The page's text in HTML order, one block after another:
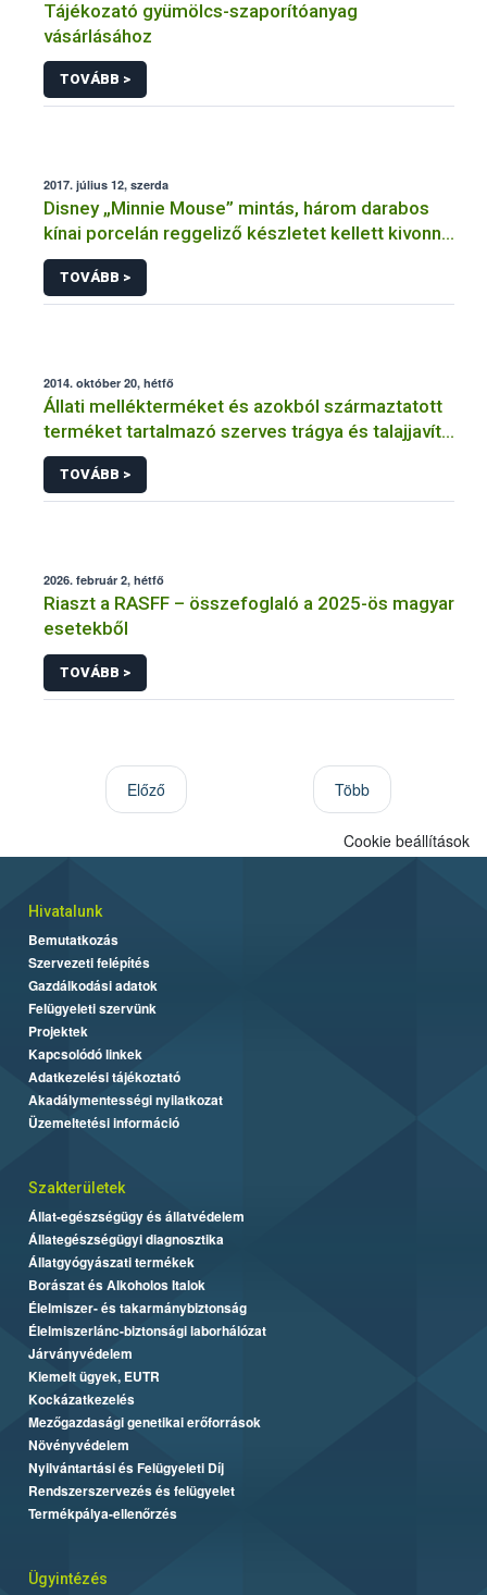
Tájékozató gyümölcs-szaporítóanyag
vásárlásához
TOVÁBB >
2017. július 12, szerda
Disney „Minnie Mouse” mintás, három darabos
kínai porcelán reggeliző készletet kellett kivonni
a forgalomból
TOVÁBB >
2014. október 20, hétfő
Állati mellékterméket és azokból származtatott
terméket tartalmazó szerves trágya és talajjavító
felhasználására vonatkozó útmutató
TOVÁBB >
2026. február 2, hétfő
Riaszt a RASFF – összefoglaló a 2025-ös magyar
esetekből
TOVÁBB >
Előző Több
Cookie beállítások
Hivatalunk
Bemutatkozás
Szervezeti felépítés
Gazdálkodási adatok
Felügyeleti szervünk
Projektek
Kapcsolódó linkek
Adatkezelési tájékoztató
Akadálymentességi nyilatkozat
Üzemeltetési információ
Szakterületek
Állat-egészségügy és állatvédelem
Állategészségügyi diagnosztika
Állatgyógyászati termékek
Borászat és Alkoholos Italok
Élelmiszer- és takarmánybiztonság
Élelmiszerlánc-biztonsági laborhálózat
Járványvédelem
Kiemelt ügyek, EUTR
Kockázatkezelés
Mezőgazdasági genetikai erőforrások
Növényvédelem
Nyilvántartási és Felügyeleti Díj
Rendszerszervezés és felügyelet
Termékpálya-ellenőrzés
Ügyintézés